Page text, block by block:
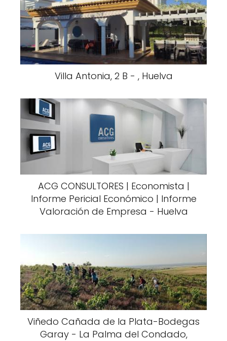
Villa Antonia, 2 B - , Huelva
ACG CONSULTORES | Economista |
Informe Pericial Económico | Informe
Valoración de Empresa - Huelva
Viñedo Cañada de la Plata-Bodegas
Garay - La Palma del Condado,